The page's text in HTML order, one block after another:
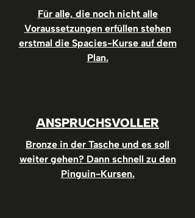
Für alle, die noch nicht alle
Voraussetzungen erfüllen stehen
erstmal die Spacies-Kurse auf dem
Plan.
ANSPRUCHSVOLLER
Bronze in der Tasche und es soll
weiter gehen? Dann schnell zu den
Pinguin-Kursen.